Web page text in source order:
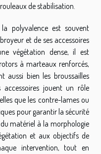
de stabilisation.
polyvalence est souvent
et de ses accessoires
végétation dense, il est
à marteaux renforcés,
aussi bien les broussailles
accessoires jouent un rôle
que les contre-lames ou
pour garantir la sécurité
matériel à la morphologie
et aux objectifs de
intervention, tout en